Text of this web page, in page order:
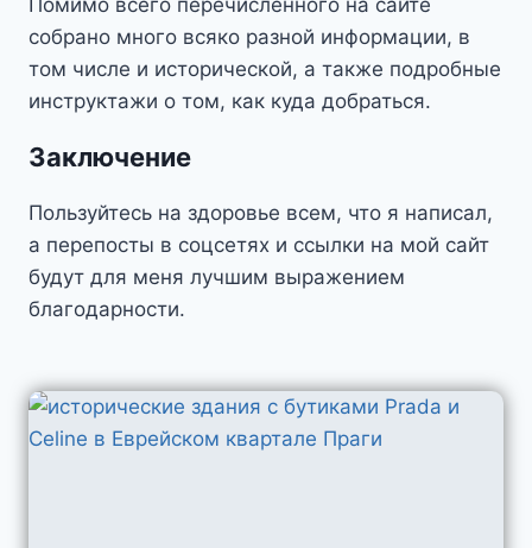
Помимо всего перечисленного на сайте
собрано много всяко разной информации, в
том числе и исторической, а также подробные
инструктажи о том, как куда добраться.
Заключение
Пользуйтесь на здоровье всем, что я написал,
а перепосты в соцсетях и ссылки на мой сайт
будут для меня лучшим выражением
благодарности.